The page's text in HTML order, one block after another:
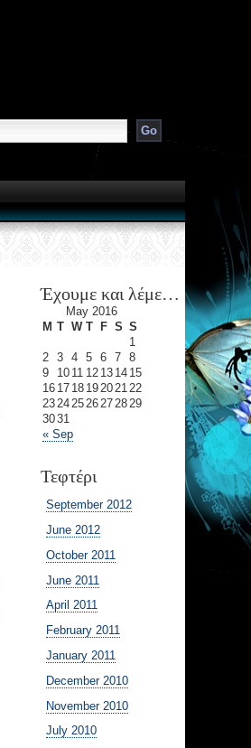
Έχουμε και λέμε…
May 2016
M T W T F S S
« Sep
1
2
3 4 5 6 7
8
9
10 11 12 13 14 15
16 17 18 19 20 21 22
23 24 25 26 27 28 29
3031
Τεφτέρι
September 2012
June 2012
October 2011
June 2011
April 2011
February 2011
January 2011
December 2010
November 2010
July 2010